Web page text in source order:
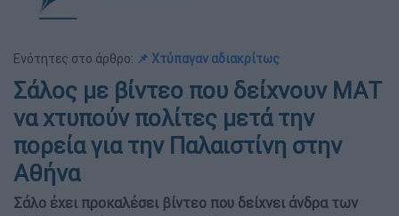
Ενότητες στο άρθρο: 📌 Χτύπαγαν αδιακρίτως
Σάλος με βίντεο που δείχνουν ΜΑΤ
να χτυπούν πολίτες μετά την
πορεία για την Παλαιστίνη στην
Αθήνα
Σάλο έχει προκαλέσει βίντεο που δείχνει άνδρα των